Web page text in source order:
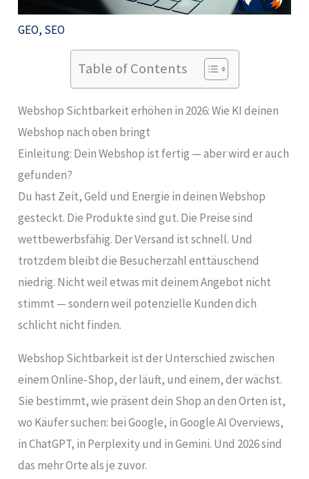
GEO, SEO
Table of Contents
Webshop Sichtbarkeit erhöhen in 2026: Wie KI deinen
Webshop nach oben bringt
Einleitung: Dein Webshop ist fertig — aber wird er auch
gefunden?
Du hast Zeit, Geld und Energie in deinen Webshop
gesteckt. Die Produkte sind gut. Die Preise sind
wettbewerbsfähig. Der Versand ist schnell. Und
trotzdem bleibt die Besucherzahl enttäuschend
niedrig. Nicht weil etwas mit deinem Angebot nicht
stimmt — sondern weil potenzielle Kunden dich
schlicht nicht finden.
Webshop Sichtbarkeit ist der Unterschied zwischen
einem Online-Shop, der läuft, und einem, der wächst.
Sie bestimmt, wie präsent dein Shop an den Orten ist,
wo Käufer suchen: bei Google, in Google AI Overviews,
in ChatGPT, in Perplexity und in Gemini. Und 2026 sind
das mehr Orte als je zuvor.